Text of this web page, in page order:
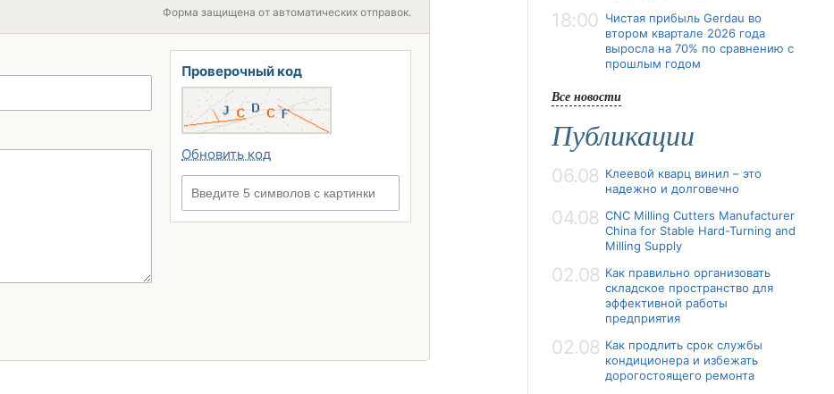
Форма защищена от автоматических отправок.
Проверочный код
Обновить код
18:00 Чистая прибыль Gerdau во
втором квартале 2026 года
выросла на 70% по сравнению с
прошлым годом
Все новости
Публикации
06.08 Клеевой кварц винил – это
надежно и долговечно
04.08 CNC Milling Cutters Manufacturer
China for Stable Hard-Turning and
Milling Supply
02.08 Как правильно организовать
складское пространство для
эффективной работы
предприятия
02.08 Как продлить срок службы
кондиционера и избежать
дорогостоящего ремонта